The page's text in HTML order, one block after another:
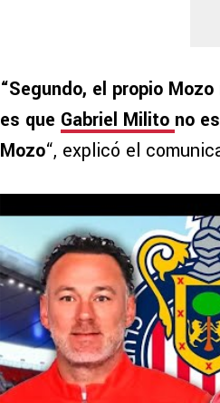
“Segundo, el propio
es que Gabriel Milito no
Mozo“, explicó el